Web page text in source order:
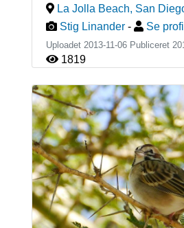
La Jolla Beach, San
Stig Linander - Se profil
Uploadet 2013-11-06 Publiceret
1819